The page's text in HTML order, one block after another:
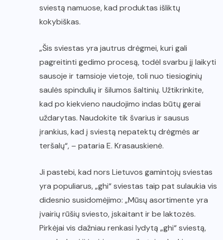
sviestą namuose, kad produktas išliktų
kokybiškas.
„Šis sviestas yra jautrus drėgmei, kuri gali
pagreitinti gedimo procesą, todėl svarbu jį laikyti
sausoje ir tamsioje vietoje, toli nuo tiesioginių
saulės spindulių ir šilumos šaltinių. Užtikrinkite,
kad po kiekvieno naudojimo indas būtų gerai
uždarytas. Naudokite tik švarius ir sausus
įrankius, kad į sviestą nepatektų drėgmės ar
teršalų“, – pataria E. Krasauskienė.
Ji pastebi, kad nors Lietuvos gamintojų sviestas
yra populiarus, „ghi“ sviestas taip pat sulaukia vis
didesnio susidomėjimo: „Mūsų asortimente yra
įvairių rūšių sviesto, įskaitant ir be laktozės.
Pirkėjai vis dažniau renkasi lydytą „ghi“ sviestą,